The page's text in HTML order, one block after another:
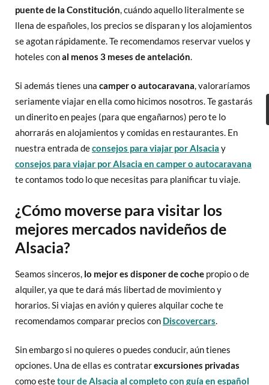
puente de la Constitución, cuándo aquello literalmente se
llena de españoles, los precios se disparan y los alojamientos
se agotan rápidamente. Te recomendamos reservar vuelos y
hoteles conal menos 3 meses de antelación.
Si además tienes una camper o autocaravana, valoraríamos
seriamente viajar en ella como hicimos nosotros. Te gastarás
un dinerito en peajes (para que engañarnos) pero te lo
ahorrarás en alojamientos y comidas en restaurantes. En
nuestra entrada deconsejos para viajar por Alsacia y
consejos para viajar por Alsacia en camper o autocaravana
te contamos todo lo que necesitas para planificar tu viaje.
¿Cómo moverse para visitar los
mejores mercados navideños de
Alsacia?
Seamos sinceros, lo mejor es disponer de coche propio o de
alquiler, ya que te dará más libertad de movimiento y
horarios. Si viajas en avión y quieres alquilar coche te
recomendamos comparar precios con Discovercars.
Sin embargo si no quieres o puedes conducir, aún tienes
opciones. Una de ellas es contratarexcursiones privadas
como estetour de Alsacia al completo con guía en español